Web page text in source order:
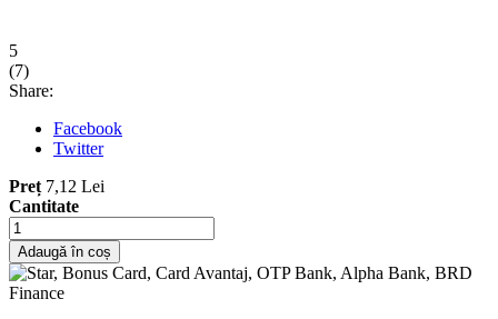
5
(7)
Share:
Facebook
Twitter
Preț 7,12 Lei
Cantitate
Adaugă în coș